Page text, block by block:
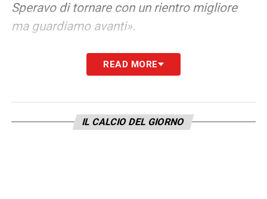
Speravo di tornare con un rientro migliore
ma guardiamo avanti».
LA PLAYLIST DELLE NOSTRE TOP NEWS
READ MORE
IL CALCIO DEL GIORNO